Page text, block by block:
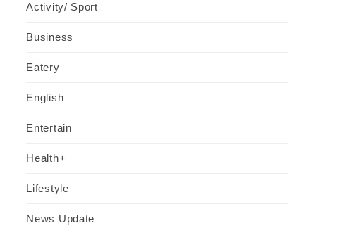
Activity/ Sport
Business
Eatery
English
Entertain
Health+
Lifestyle
News Update